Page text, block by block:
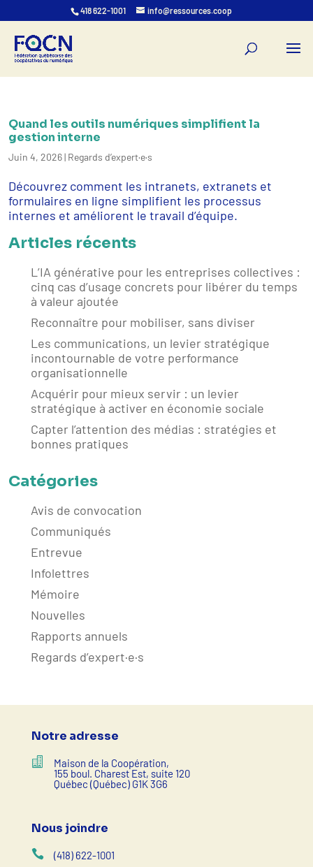
418 622-1001 info@ressources.coop
Quand les outils numériques simplifient la
gestion interne
Juin 4, 2026| Regards d’expert·e·s
Découvrez comment les intranets, extranets et
formulaires en ligne simplifient les processus
internes et améliorent le travail d’équipe.
Articles récents
L’IA générative pour les entreprises collectives :
cinq cas d’usage concrets pour libérer du temps
à valeur ajoutée
Reconnaître pour mobiliser, sans diviser
Les communications, un levier stratégique
incontournable de votre performance
organisationnelle
Acquérir pour mieux servir : un levier
stratégique à activer en économie sociale
Capter l’attention des médias : stratégies et
bonnes pratiques
Catégories
Avis de convocation
Communiqués
Entrevue
Infolettres
Mémoire
Nouvelles
Rapports annuels
Regards d’expert·e·s
Notre adresse

Maison de la Coopération,
155 boul. Charest Est, suite 120
Québec (Québec) G1K 3G6
Nous joindre
 (418) 622-1001